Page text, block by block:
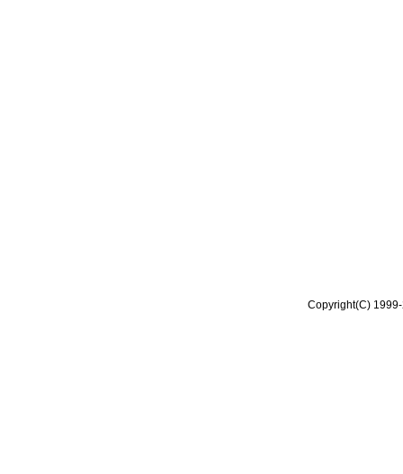
Copyright(C)